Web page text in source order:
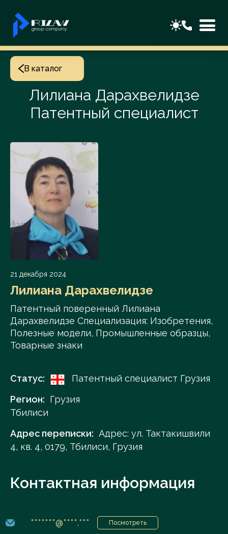
В каталог
Лилиана Дарахвелидзе
Патентный специалист
21 декабря 2024
Лилиана Дарахвелидзе
Патентный поверенный Лилиана
Дарахвелидзе Специализация: Изобретения,
Полезные модели, Промышленные образцы,
Товарные знаки
Статус:
Патентный специалист Грузия
Регион: Грузия
Тбилиси
Адрес переписки: Адрес: ул. Тактакишвили
4, кв. 4, 0179, Тбилиси, Грузия
Контактная информация
*******@****.*** Посмотреть